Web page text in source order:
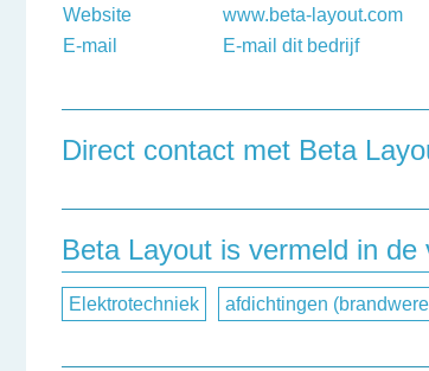
Website
www.beta-layout.com
E-mail
E-mail dit bedrijf
Direct contact met Beta
contactformulier in te vullen.
Naam
Beta Layout is vermeld in de
Elektrotechniek afdichtingen